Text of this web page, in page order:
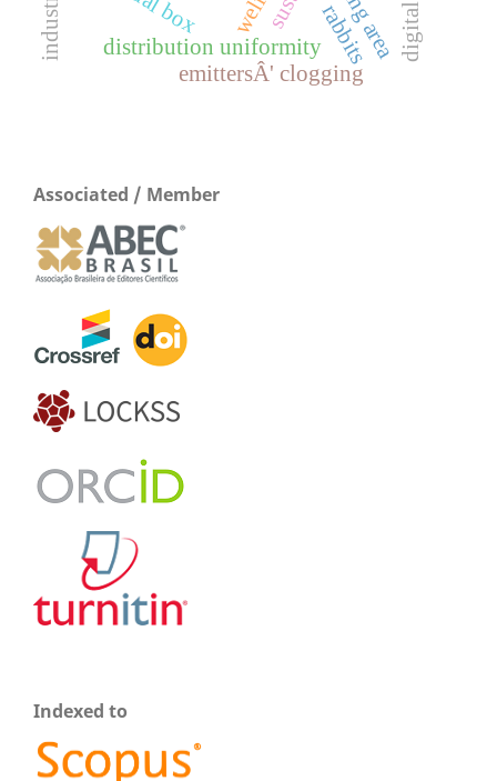
distribution uniformity
emittersÂ' clogging
rabbits
Associated / Member
Indexed to